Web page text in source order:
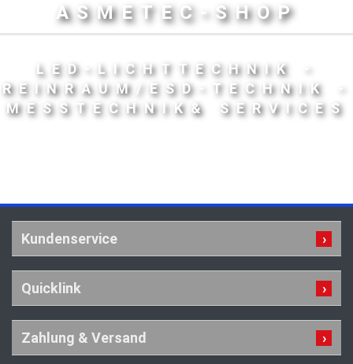
ASMETEC-SHOP
LED-LICHTTECHNIK -
REINRAUM/ESD-TECHNIK -
MESSTECHNIK& SERVICES
Kundenservice
Quicklink
Zahlung & Versand